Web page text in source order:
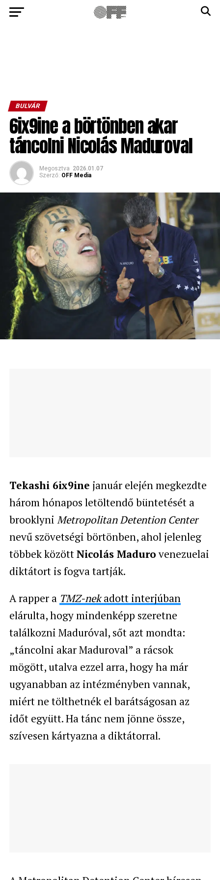
BULVÁR
6ix9ine a börtönben akar
táncolni Nicolás Maduroval
Megosztva 2026.01.07
Szerző: OFF Media
Tekashi 6ix9ine január elején megkezdte
három hónapos letöltendő büntetését a
brooklyni Metropolitan Detention Center
nevű szövetségi börtönben, ahol jelenleg
többek közöttNicolás Madurovenezuelai
diktátort is fogva tartják.
A rapper a TMZ-nekadott interjúban
elárulta, hogy mindenképp szeretne
találkozni Maduróval, sőt azt mondta:
„táncolni akar Maduroval” a rácsok
mögött, utalva ezzel arra, hogy ha már
ugyanabban az intézményben vannak,
miért ne tölthetnék el barátságosan az
időt együtt. Ha tánc nem jönne össze,
szívesen kártyazna a diktátorral.